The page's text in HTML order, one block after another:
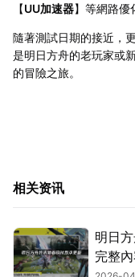
【UU加速器】等網路優
隨著測試日期的接近，
是明日方舟的老玩家或
的冒險之旅。
相关资讯
明日
完整